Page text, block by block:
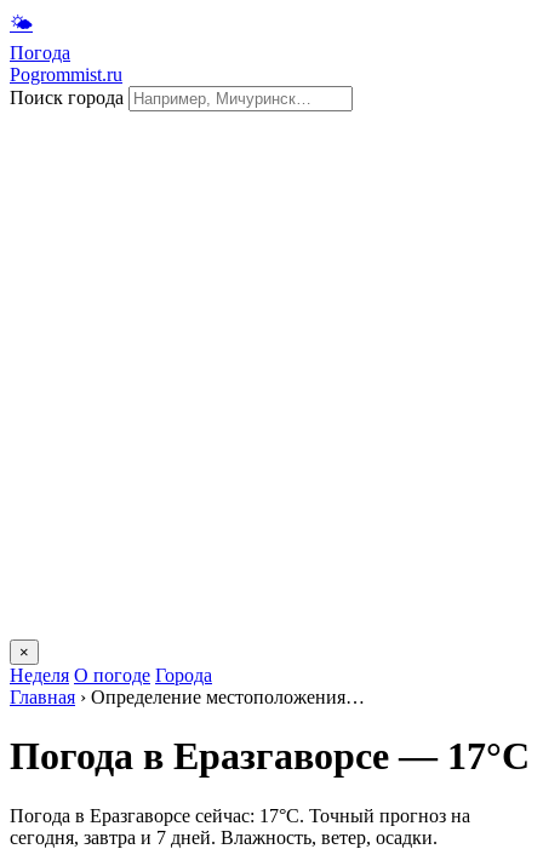
🌤
Погода
Pogrommist.ru
Поиск города
×
Неделя О погоде Города
Главная › Определение местоположения…
Погода в Еразгаворсе — 17°C
Погода в Еразгаворсе сейчас: 17°C. Точный прогноз на
сегодня, завтра и 7 дней. Влажность, ветер, осадки.